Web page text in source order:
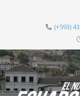
(+593)